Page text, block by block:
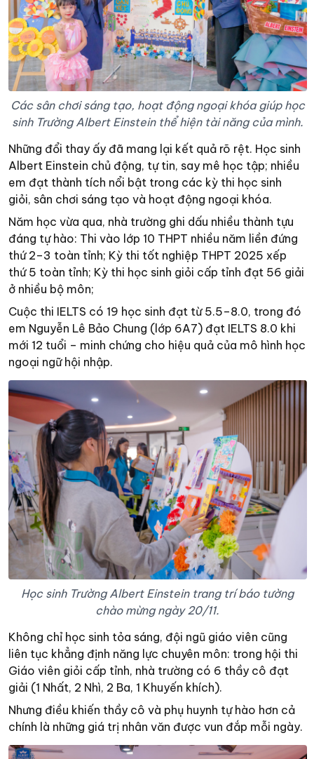
Các sân chơi sáng tạo, hoạt động ngoại khóa giúp học
sinh Trường Albert Einstein thể hiện tài năng của mình.
Những đổi thay ấy đã mang lại kết quả rõ rệt. Học sinh
Albert Einstein chủ động, tự tin, say mê học tập; nhiều
em đạt thành tích nổi bật trong các kỳ thi học sinh
giỏi, sân chơi sáng tạo và hoạt động ngoại khóa.
Năm học vừa qua, nhà trường ghi dấu nhiều thành tựu
đáng tự hào: Thi vào lớp 10 THPT nhiều năm liền đứng
thứ 2–3 toàn tỉnh; Kỳ thi tốt nghiệp THPT 2025 xếp
thứ 5 toàn tỉnh; Kỳ thi học sinh giỏi cấp tỉnh đạt 56 giải
ở nhiều bộ môn;
Cuộc thi IELTS có 19 học sinh đạt từ 5.5–8.0, trong đó
em Nguyễn Lê Bảo Chung (lớp 6A7) đạt IELTS 8.0 khi
mới 12 tuổi – minh chứng cho hiệu quả của mô hình học
ngoại ngữ hội nhập.
Học sinh Trường Albert Einstein trang trí báo tường
chào mừng ngày 20/11.
Không chỉ học sinh tỏa sáng, đội ngũ giáo viên cũng
liên tục khẳng định năng lực chuyên môn: trong hội thi
Giáo viên giỏi cấp tỉnh, nhà trường có 6 thầy cô đạt
giải (1 Nhất, 2 Nhì, 2 Ba, 1 Khuyến khích).
Nhưng điều khiến thầy cô và phụ huynh tự hào hơn cả
chính là những giá trị nhân văn được vun đắp mỗi ngày.